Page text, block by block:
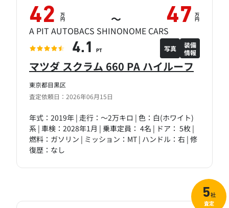
東京都目黒区
査定依頼日：2026年06月15日
マツダ スクラム 660 PA ハイルーフ
年式：2019年 | 走行：～2万キロ | 色：白(ホワイト)
系 | 車検：2028年1月 | 乗車定員： 4名 | ドア： 5枚 |
燃料：ガソリン | ミッション：MT | ハンドル：右 | 修
復歴：なし
42 万
円 ～ 47 万
円
A PIT AUTOBACS SHINONOME CARS
4.1 PT 写真
装備
情報
5社
査定